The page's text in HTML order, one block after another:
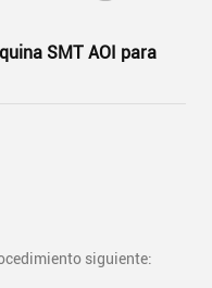
SMT AOI para
siguiente: